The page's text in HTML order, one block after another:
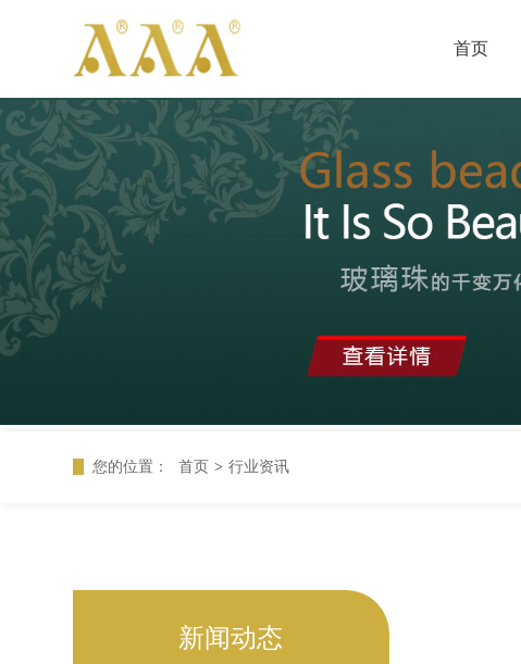
首页
您的位置： 首页 > 行业资讯
新闻动态